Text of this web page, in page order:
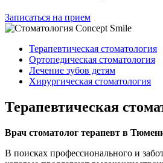
Записаться на прием
Терапевтическая стоматология
Ортопедическая стоматология
Лечение зубов детям
Хирургическая стоматология
Терапевтическая
Врач стоматолог терапевт в
В поисках профессионального и